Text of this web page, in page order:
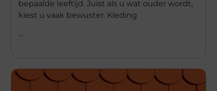
bepaalde leeftijd. Juist als u wat ouder wordt,
kiest u vaak bewuster. Kleding
...